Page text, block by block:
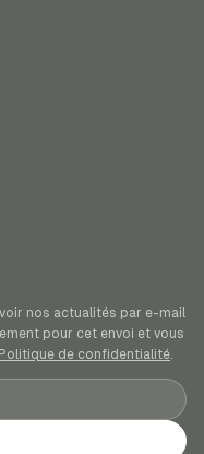
nos actualités par e-mail
pour cet envoi et vous
Politique de confidentialité.